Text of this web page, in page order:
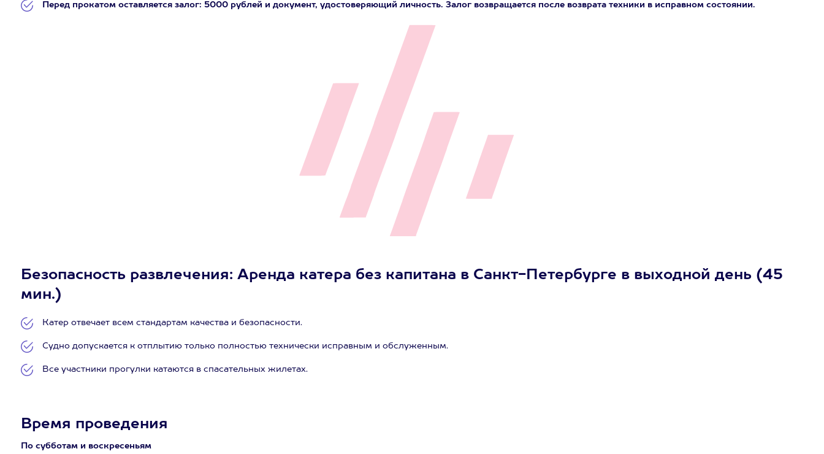
Перед прокатом оставляется залог: 5000 рублей и документ, удостоверяющий личность. Залог возвращается после возврата техники в исправном состоянии.
Безопасность развлечения: Аренда катера без капитана в Санкт-Петербурге в выходной день (45
мин.)
Катер отвечает всем стандартам качества и безопасности.
Судно допускается к отплытию только полностью технически исправным и обслуженным.
Все участники прогулки катаются в спасательных жилетах.
Время проведения
По субботам и воскресеньям